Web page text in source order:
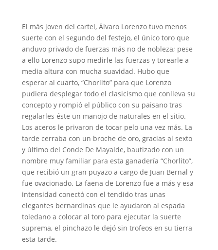
El más joven del cartel, Álvaro Lorenzo tuvo menos
suerte con el segundo del festejo, el único toro que
anduvo privado de fuerzas más no de nobleza; pese
a ello Lorenzo supo medirle las fuerzas y torearle a
media altura con mucha suavidad. Hubo que
esperar al cuarto, “Chorlito” para que Lorenzo
pudiera desplegar todo el clasicismo que conlleva su
concepto y rompió el público con su paisano tras
regalarles éste un manojo de naturales en el sitio.
Los aceros le privaron de tocar pelo una vez más. La
tarde cerraba con un broche de oro, gracias al sexto
y último del Conde De Mayalde, bautizado con un
nombre muy familiar para esta ganadería “Chorlito”,
que recibió un gran puyazo a cargo de Juan Bernal y
fue ovacionado. La faena de Lorenzo fue a más y esa
intensidad conectó con el tendido tras unas
elegantes bernardinas que le ayudaron al espada
toledano a colocar al toro para ejecutar la suerte
suprema, el pinchazo le dejó sin trofeos en su tierra
esta tarde.